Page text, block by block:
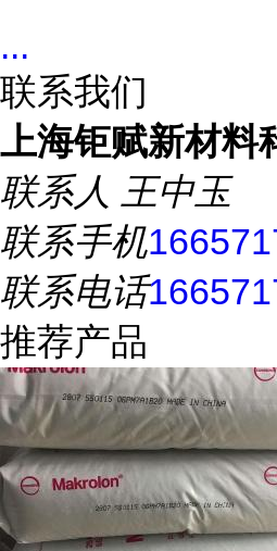
...
联系我们
上海钜赋新材料
联系人 王中玉
联系手机
联系电话
推荐产品